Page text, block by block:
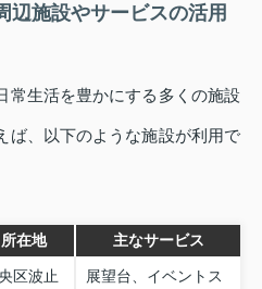
辺施設やサービスの活用
常生活を豊かにする多くの施設
ば、以下のような施設が利用で
所在地 主なサービス
区波止
展望台、イベントス